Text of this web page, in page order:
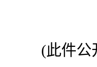
(此件公